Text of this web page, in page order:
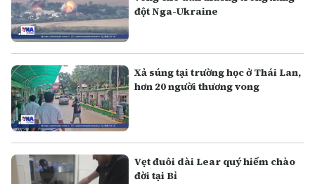
đột Nga-Ukraine
Xả súng tại trường học ở Thái Lan,
hơn 20 người thương vong
Vẹt đuôi dài Lear quý hiếm chào
đời tại Bỉ